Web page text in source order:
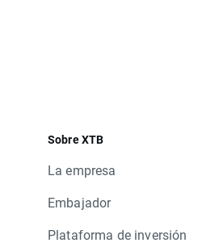
Sobre XTB
La empresa
Embajador
Plataforma de inversión